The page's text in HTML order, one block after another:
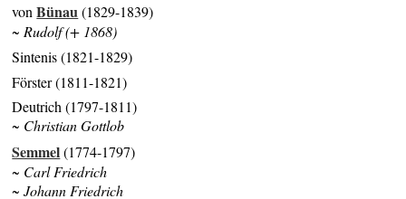
vonBünau(1829-1839)
~ Rudolf (+ 1868)
Sintenis (1821-1829)
Förster (1811-1821)
Deutrich (1797-1811)
~ Christian Gottlob
Semmel(1774-1797)
~ Carl Friedrich
~ Johann Friedrich